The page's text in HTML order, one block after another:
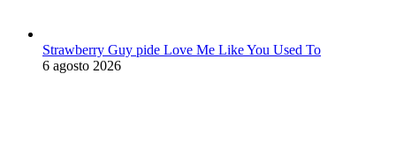
Strawberry Guy pide Love Me Like You Used To
6 agosto 2026